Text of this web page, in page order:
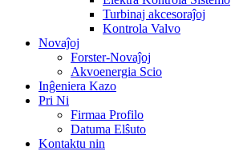
Turbinaj akcesoraĵoj
Kontrola Valvo
Novaĵoj
Forster-Novaĵoj
Akvoenergia Scio
Inĝeniera Kazo
Pri Ni
Firmaa Profilo
Datuma Elŝuto
Kontaktu nin